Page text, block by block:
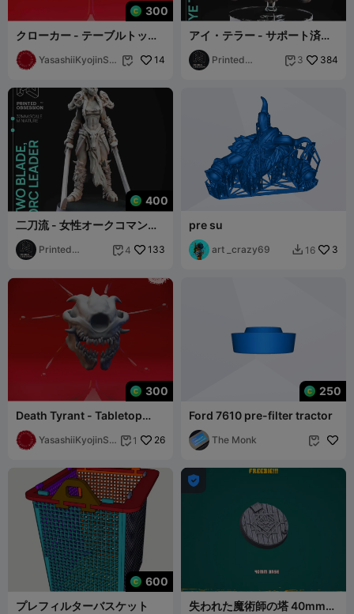
300
クローカー - テーブルトップ
ミニチュア (プリサポート付
き) YasashiiKyojinStu
 14
アイ・テラー - サポート済み
- 32mmスケール
Printed
 3 384
400
二刀流 - 女性オークコマンダ
ー - サポート済み - 32mmス
ケールPrinted
 4 133
pre su
art _crazy69  16 3
300
Death Tyrant - Tabletop
Miniature (Pre-Supported)
YasashiiKyojinSt
 1 26
250
Ford 7610 pre-filter tractor
The Monk 
600
プレフィルターバスケット

失われた魔術師の塔 40mmベ